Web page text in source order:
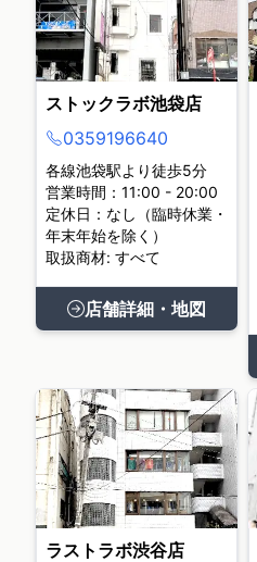
ストックラボ池袋店
0359196640
各線池袋駅より徒歩5分
営業時間：11:00 - 20:00
定休日：なし（臨時休業・
年末年始を除く）
取扱商材: すべて
店舗詳細・地図
ラストラボ渋谷店